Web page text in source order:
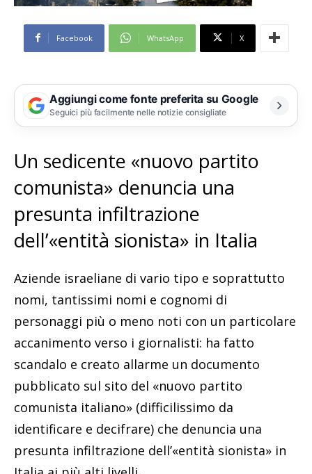
Facebook WhatsApp X
Aggiungi come fonte preferita su Google
Seguici più facilmente nelle notizie consigliate
Un sedicente «nuovo partito
comunista» denuncia una
presunta infiltrazione
dell’«entità sionista» in Italia
Aziende israeliane di vario tipo e soprattutto
nomi, tantissimi nomi e cognomi di
personaggi più o meno noti con un particolare
accanimento verso i giornalisti: ha fatto
scandalo e creato allarme un documento
pubblicato sul sito del «nuovo partito
comunista italiano» (difficilissimo da
identificare e decifrare) che denuncia una
presunta infiltrazione dell’«entità sionista» in